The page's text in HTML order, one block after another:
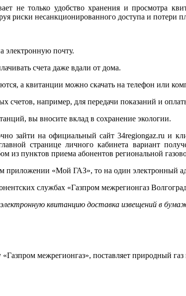
не только удобствохранения и просмотра
риски несанкционированного доступа и потери
электронную почту.
счета даже вдали от дома.
а квитанции можно скачать на телефон или
счетов, например, для передачи показаний и
вы вносите вклад в сохранение экологии.
зайти на официальный сайт 34regiongaz.ru и
странице личного кабинета вариант
из пунктов приема абонентов региональной
«Мой ГАЗ», то на один электронный
службах «Газпром межрегионгаз
квитанцию доставка извещений в
межрегионгаз», поставляет природный газ